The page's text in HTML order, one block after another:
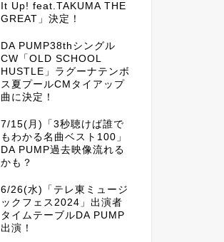
It Up! feat.TAKUMA THE
GREAT」決定！
DA PUMP38thシングル
CW「OLD SCHOOL
HUSTLE」ラグーナテンボ
ス夏プールCMタイアップ
曲に決定！
7/15(月)「3秒聴けば誰で
もわかる名曲ベスト100」
DA PUMP過去映像流れる
かも？
6/26(水)「テレ東ミュージ
ックフェス2024」出演者
タイムテーブルDA PUMP
出演！